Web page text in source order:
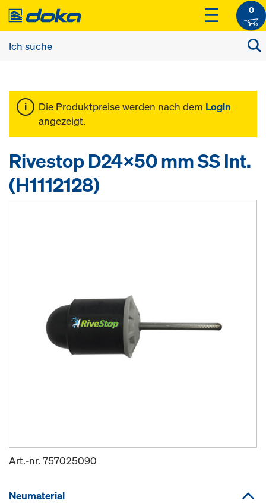
0
Die Produktpreise werden nach dem Login
angezeigt.
Rivestop D24x50 mm SS Int.
(H1112128)
Art.-nr. 757025090
Neumaterial